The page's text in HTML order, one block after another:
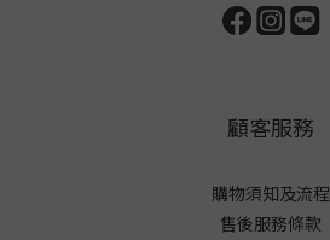
顧客服務
購物須知及流程
售後服務條款